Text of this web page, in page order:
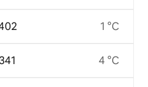
1 °C
4 °C